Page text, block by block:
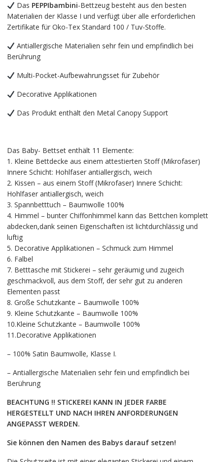
Das PEPPIbambini-Bettzeug besteht aus den besten
Materialien der Klasse I und verfügt über alle erforderlichen
Zertifikate für Oko-Tex Standard 100 / Tuv-Stoffe.
Antiallergische Materialien sehr fein und empfindlich bei
Berührung
Multi-Pocket-Aufbewahrungsset für Zubehör
Decorative Applikationen
Das Produkt enthält den Metal Canopy Support
Das Baby- Bettset enthält 11 Elemente:
1. Kleine Bettdecke aus einem attestierten Stoff (Mikrofaser)
Innere Schicht: Hohlfaser antiallergisch, weich
2. Kissen – aus einem Stoff (Mikrofaser) Innere Schicht:
Hohlfaser antiallergisch, weich
3. Spannbetttuch – Baumwolle 100%
4. Himmel – bunter Chiffonhimmel kann das Bettchen komplett
abdecken,dank seinen Eigenschaften ist lichtdurchlässig und
luftig
5. Decorative Applikationen – Schmuck zum Himmel
6. Falbel
7. Betttasche mit Stickerei – sehr geräumig und zugeich
geschmackvoll, aus dem Stoff, der sehr gut zu anderen
Elementen passt
8. Große Schutzkante – Baumwolle 100%
9. Kleine Schutzkante – Baumwolle 100%
10.Kleine Schutzkante – Baumwolle 100%
11.Decorative Applikationen
– 100% Satin Baumwolle, Klasse I.
– Antiallergische Materialien sehr fein und empfindlich bei
Berührung
BEACHTUNG !! STICKEREI KANN IN JEDER FARBE
HERGESTELLT UND NACH IHREN ANFORDERUNGEN
ANGEPASST WERDEN.
Sie können den Namen des Babys darauf setzen!